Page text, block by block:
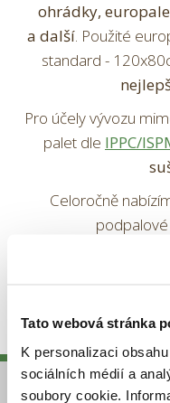
Tato webová stránka
K personalizaci
sociálních médií a
soubory cookie.
ohrádky,
a další. Použité
standard -
Pro účely vývozu
palet dle IPPC/
Celoročně
podpalové